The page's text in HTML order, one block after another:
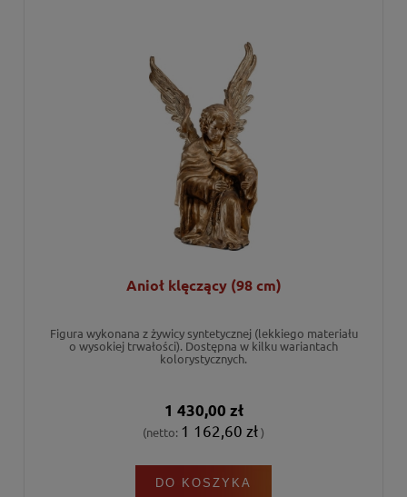
Anioł klęczący (98 cm)
Figura wykonana z żywicy syntetycznej (lekkiego materiału
o wysokiej trwałości). Dostępna w kilku wariantach
kolorystycznych.
1 430,00 zł
(netto: 1 162,60 zł)
DO KOSZYKA